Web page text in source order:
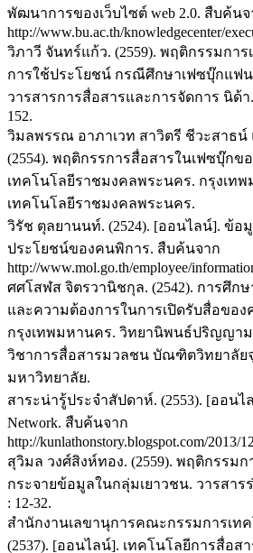
พัฒนาการของเว็บไซต์ web 2.0. สืบค้นจ
http://www.bu.ac.th/knowledgecenter/
วิภาวี จันทร์แก้ว. (2559). พฤติกรรมกา
การใช้ประโยชน์ กรณีศึกษาเฟซบุ๊กแฟ
วารสารการสื่อสารและการจัดการ นิด้า
152.
วิมลพรรณ อาภาเวท สาวิตรี ชีวะสาธน์
(2554). พฤติกรรการสื่อสารในเฟซบุ๊ก
เทคโนโลยีราชมงคลพระนคร. กรุงเท
เทคโนโลยีราชมงคลพระนคร.
วิรัช ตุลยานนท์. (2524). [ออนไลน์]. ข้อ
ประโยชน์ของคนพิการ. สืบค้นจาก
http://www.mol.go.th/employee/
ศศโสฬส จิตรวานิชกุล. (2542). การศึก
และความต้องการในการเปิดรับสื่อขอ
กรุงเทพมหานคร. วิทยานิพนธ์ปริญญา
วิชาการสื่อสารมวลชน บัณฑิตวิทยาลัย
มหาวิทยาลัย.
สาระน่ารู้ประจำสัปดาห์. (2553). [ออนไ
Network. สืบค้นจาก
http://kunlathonstory.blogspot.com/2013/
สุวิมล วงศ์สิงห์ทอง. (2559). พฤติกรรม
กระจายข้อมูลในกลุ่มเยาวชน. วารสา
: 12-32.
สำนักงานเลขานุการคณะกรรมการเท
(2537). [ออนไลน์]. เทคโนโลยีการสื่อส